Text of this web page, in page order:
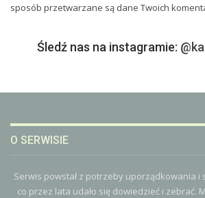
sposób przetwarzane są dane Twoich
Śledź nas na instagramie:
O SERWISIE
Serwis powstał z potrzeby uporządkowania i
co przez lata udało się dowiedzieć i zebrać.